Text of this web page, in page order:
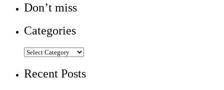
Don’t miss
Categories
Categories
Recent Posts